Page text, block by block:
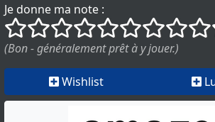
Je donne ma note :
()
() () () () () () ()
(Bon - généralement prêt à y jouer.)
Wishlist